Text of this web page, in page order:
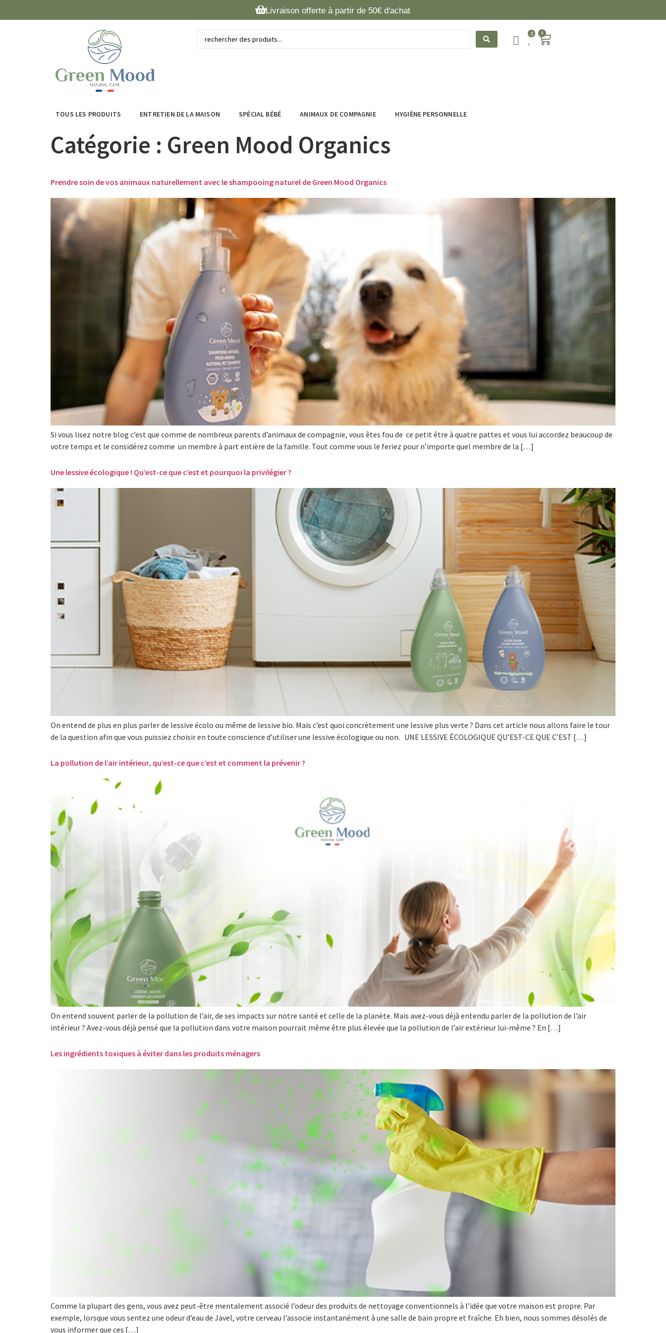
Livraison offerte à partir de 50€ d'achat
0 0
TOUS LES PRODUITS ENTRETIEN DE LA MAISON SPÉCIAL BÉBÉ ANIMAUX DE COMPAGNIE HYGIÈNE PERSONNELLE
Catégorie : Green Mood Organics
Prendre soin de vos animaux naturellement avec le shampooing naturel de Green Mood Organics
Si vous lisez notre blog c’est que comme de nombreux parents d’animaux de compagnie, vous êtes fou de ce petit être à quatre pattes et vous lui accordez beaucoup de
votre temps et le considérez comme un membre à part entière de la famille. Tout comme vous le feriez pour n’importe quel membre de la […]
Une lessive écologique ! Qu’est-ce que c’est et pourquoi la privilégier ?
On entend de plus en plus parler de lessive écolo ou même de lessive bio. Mais c’est quoi concrètement une lessive plus verte ? Dans cet article nous allons faire le tour
de la question afin que vous puissiez choisir en toute conscience d’utiliser une lessive écologique ou non. UNE LESSIVE ÉCOLOGIQUE QU’EST-CE QUE C’EST […]
La pollution de l’air intérieur, qu’est-ce que c’est et comment la prévenir ?
On entend souvent parler de la pollution de l’air, de ses impacts sur notre santé et celle de la planète. Mais avez-vous déjà entendu parler de la pollution de l’air
intérieur ? Avez-vous déjà pensé que la pollution dans votre maison pourrait même être plus élevée que la pollution de l’air extérieur lui-même ? En […]
Les ingrédients toxiques à éviter dans les produits ménagers
Comme la plupart des gens, vous avez peut-être mentalement associé l’odeur des produits de nettoyage conventionnels à l’idée que votre maison est propre. Par
exemple, lorsque vous sentez une odeur d’eau de Javel, votre cerveau l’associe instantanément à une salle de bain propre et fraîche. Eh bien, nous sommes désolés de
vous informer que ces […]